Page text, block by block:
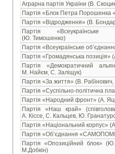
Аграрна партія України (В.
Партія «Блок Петра Порошенка
Партія «Відродження» (В.
Партія «Всеукраїнське
(Ю. Тимошенко)
Партія «Всеукраїнське
Партія «Громадянська позиція»
Партія «Демократичний
М. Найєм, С. Заліщук)
Партія «За життя» (В.
Партія «Суспільно-політична
Партія «Народний фронт» (А.
Партія «Наш край»
А. Кіссе, С. Кальцев, Ю.
Партія «Національний корпус»
Партія «Об’єднання
Партія «Опозиційний блок»
М.Добкін)